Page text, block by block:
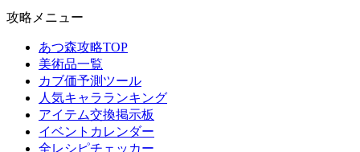
攻略メニュー
あつ森攻略TOP
美術品一覧
カブ価予測ツール
人気キャラランキング
アイテム交換掲示板
イベントカレンダー
全レシピチェッカー